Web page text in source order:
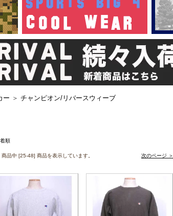
ー ＞ チャンピオン/リバースウィーブ
着順
品中 [25-48] 商品を表示しています。 次のページ ＞